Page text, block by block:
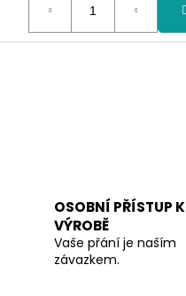
OSOBNÍ PŘÍSTUP K
VÝROBĚ
Vaše přání je naším
závazkem.